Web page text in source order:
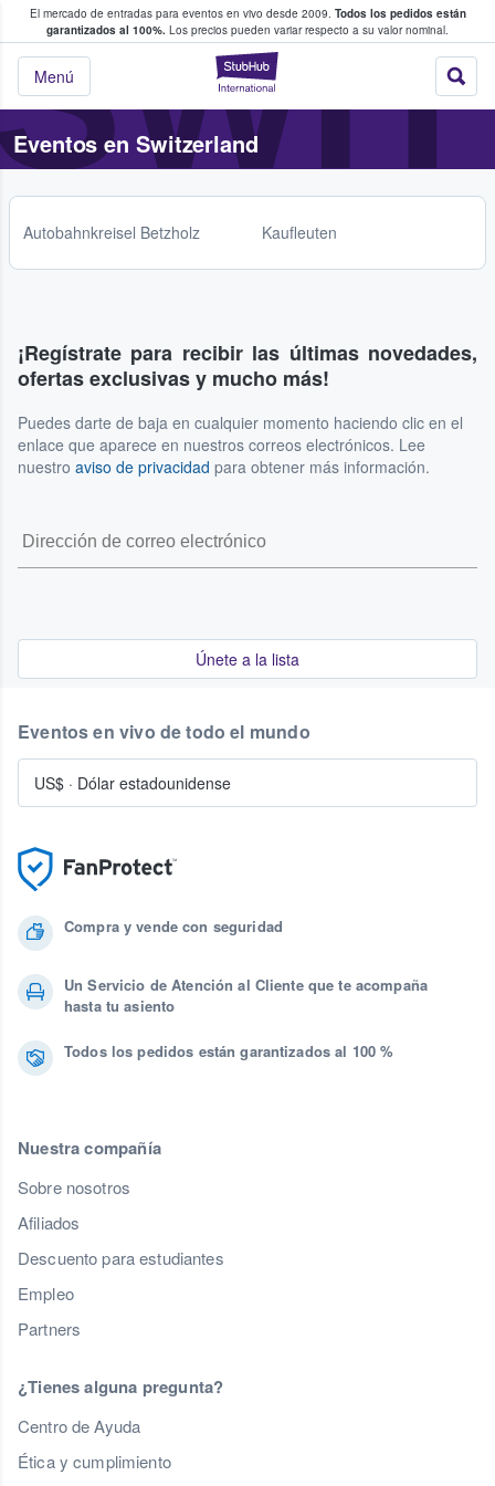
El mercado de entradas para eventos en vivo desde 2009. Todos los pedidos están
garantizados al 100%. Los precios pueden variar respecto a su valor nominal.
StubHub:
Menú
y venta de entradas entre fans
Eventos en Switzerland
Autobahnkreisel Betzholz Kaufleuten
¡Regístrate para recibir las últimas novedades,
ofertas exclusivas y mucho más!
Puedes darte de baja en cualquier momento haciendo clic en el
enlace que aparece en nuestros correos electrónicos. Lee
nuestro aviso de privacidad para obtener más información.
Únete a la lista
Compra y vende con seguridad
Un Servicio de Atención al Cliente que te acompaña
hasta tu asiento
Todos los pedidos están garantizados al 100 %
Nuestra compañía
Sobre nosotros
Afiliados
Descuento para estudiantes
Empleo
Partners
¿Tienes alguna pregunta?
Centro de Ayuda
Ética y cumplimiento
Eventos en vivo de todo el mundo
US$ · Dólar estadounidense